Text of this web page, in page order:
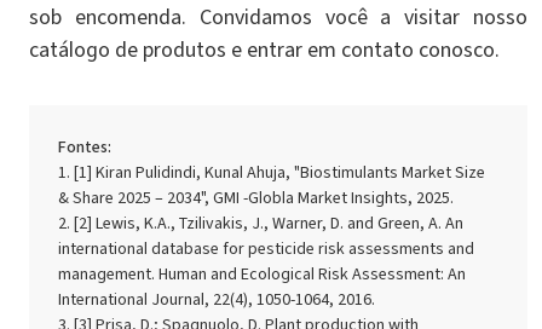
sob encomenda. Convidamos você a visitar nosso
catálogo de produtos e entrar em contato conosco.
Fontes:
[1] Kiran Pulidindi, Kunal Ahuja, "Biostimulants Market Size
& Share 2025 – 2034", GMI -Globla Market Insights, 2025.
[2] Lewis, K.A., Tzilivakis, J., Warner, D. and Green, A. An
international database for pesticide risk assessments and
management. Human and Ecological Risk Assessment: An
International Journal, 22(4), 1050-1064, 2016.